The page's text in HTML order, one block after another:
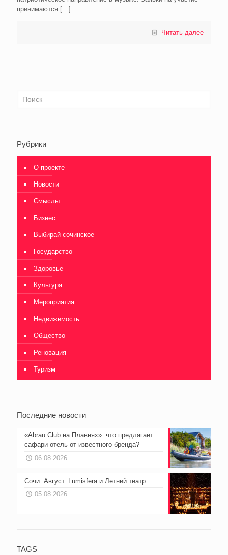
принимаются […]
Читать далее
Рубрики
О проекте
Новости
Смыслы
Бизнес
Выбирай сочинское
Государство
Здоровье
Культура
Мероприятия
Недвижимость
Общество
Реновация
Туризм
Последние новости
«Abrau Club на Плавнях»: что предлагает
сафари отель от известного бренда?
06.08.2026
Сочи. Август. Lumisfera и Летний театр…
05.08.2026
TAGS